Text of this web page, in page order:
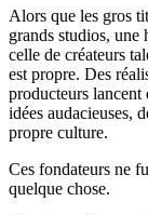
Alors que les gros
grands studios, une
celle de créateurs
est propre. Des
producteurs lancent
idées audacieuses,
propre culture.
Ces fondateurs ne
quelque chose.